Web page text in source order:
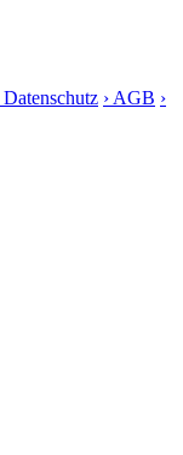
Datenschutz › AGB ›